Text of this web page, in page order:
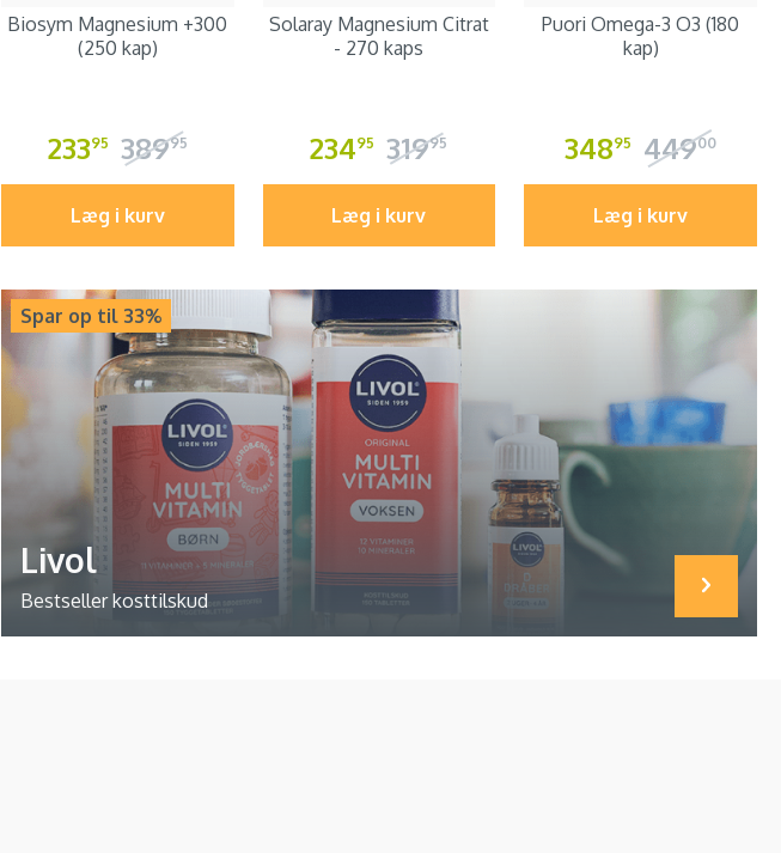
Biosym Magnesium +300
(250 kap)
23395 38995
Læg i kurv
Solaray Magnesium Citrat
- 270 kaps
23495 31995
Læg i kurv
Puori Omega-3 O3 (180
kap)
34895 44900
Læg i kurv
Spar op til 33%
Livol
Bestseller kosttilskud